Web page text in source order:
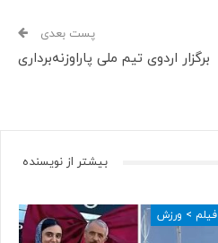
پست بعدی
برگزار اردوی تیم ملی پاراوزنه‌برداری
بیشتر از نویسنده
فیلم > ورزش